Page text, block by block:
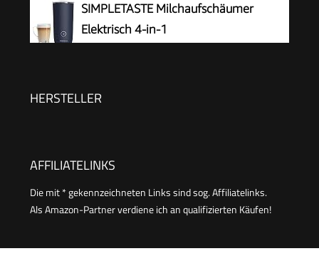
Handaufschäumer mit 14.000 U/min, Mini Mixer
für Matcha Latte, Cappuccino,
SIMPLETASTE Milchaufschäumer
Elektrisch 4-in-1
HERSTELLER
AFFILIATELINKS
Die mit * gekennzeichneten Links sind sog. Affiliatelinks.
Als Amazon-Partner verdiene ich an qualifizierten Käufen!